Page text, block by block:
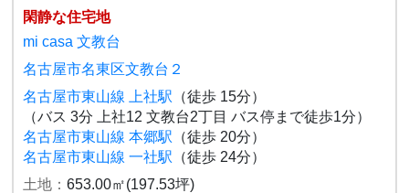
閑静な住宅地
mi casa 文教台
名古屋市名東区文教台２
名古屋市東山線 上社駅 （徒歩 15分）
（バス 3分 上社12 文教台2丁目 バス停まで徒歩1分）
名古屋市東山線 本郷駅 （徒歩 20分）
名古屋市東山線 一社駅 （徒歩 24分）
土地：653.00㎡(197.53坪)